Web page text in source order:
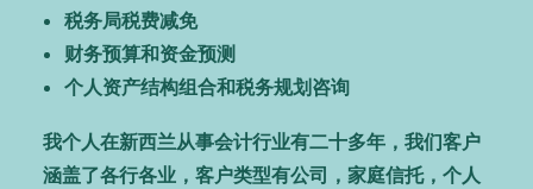
税务局税费减免
财务预算和资金预测
个人资产结构组合和税务规划咨询
我个人在新西兰从事会计行业有二十多年，我们客户
涵盖了各行各业，客户类型有公司，家庭信托，个人